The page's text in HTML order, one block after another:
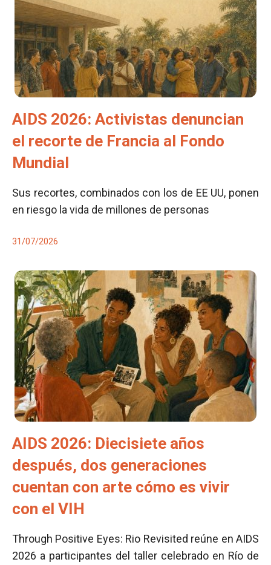
AIDS 2026: Activistas denuncian
el recorte de Francia al Fondo
Mundial
Sus recortes, combinados con los de EE UU, ponen
en riesgo la vida de millones de personas
31/07/2026
AIDS 2026: Diecisiete años
después, dos generaciones
cuentan con arte cómo es vivir
con el VIH
Through Positive Eyes: Rio Revisited reúne en AIDS
2026 a participantes del taller celebrado en Río de